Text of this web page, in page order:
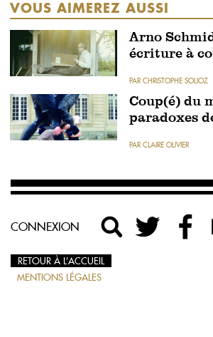
VOUS AIMEREZ AUSSI
Arno
écriture à
PAR CHRISTOPHE SOLIOZ
Coup(é) du
paradoxes
PAR CLAIRE OLIVIER
CONNEXION
RETOUR À L’ACCUEIL
MENTIONS LÉGALES